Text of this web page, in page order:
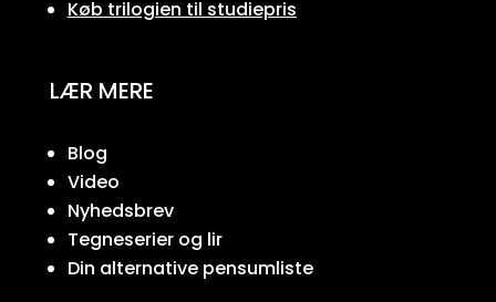
Køb trilogien til studiepris
LÆR MERE
Blog
Video
Nyhedsbrev
Tegneserier og lir
Din alternative pensumliste